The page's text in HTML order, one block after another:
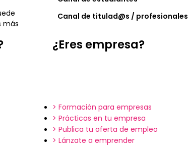
más
Canal de titulad@s / profesionales
¿Eres empresa?
> Formación para empresas
> Prácticas en tu empresa
> Publica tu oferta de empleo
> Lánzate a emprender